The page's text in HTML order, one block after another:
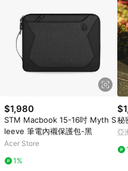
$1,980
STM Macbook 15-16吋 Myth S
leeve 筆電內襯保護包-黑
Acer Store
1%
秘
亞